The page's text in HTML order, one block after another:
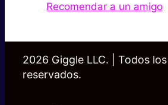
Recomendar a un amigo
2026 Giggle LLC. | Todos
reservados.